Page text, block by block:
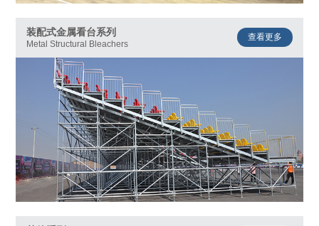
装配式金属看台系列
Metal Structural Bleachers
查看更多